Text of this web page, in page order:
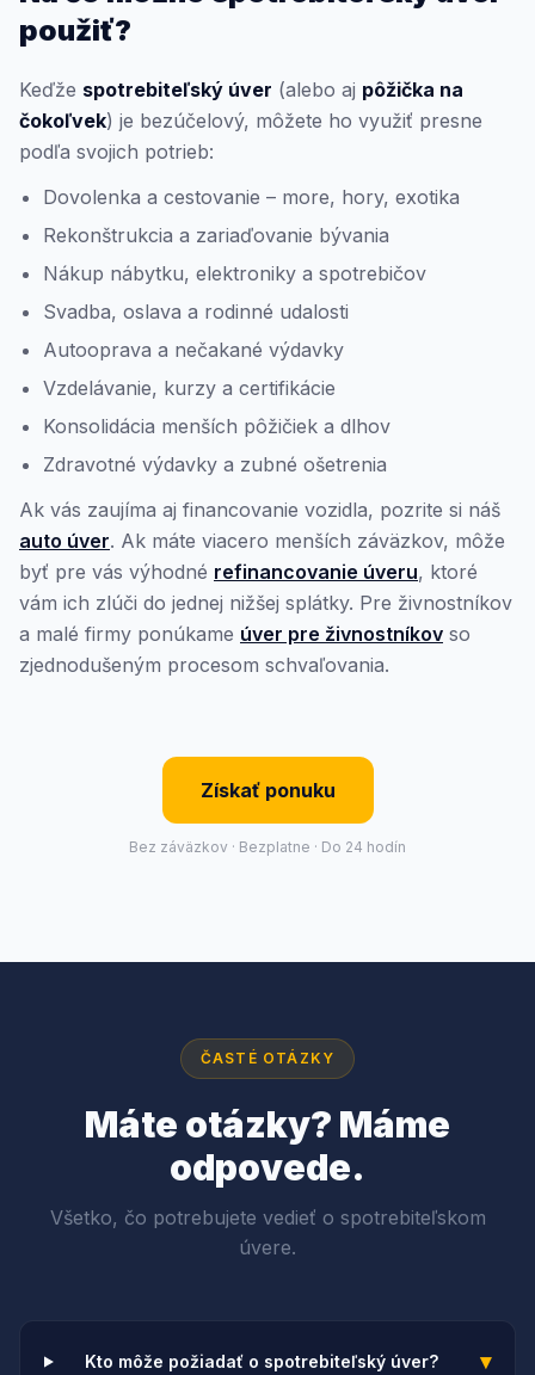
použiť?
Keďže spotrebiteľský úver (alebo aj pôžička na
čokoľvek) je bezúčelový, môžete ho využiť presne
podľa svojich potrieb:
Dovolenka a cestovanie – more, hory, exotika
Rekonštrukcia a zariaďovanie bývania
Nákup nábytku, elektroniky a spotrebičov
Svadba, oslava a rodinné udalosti
Autooprava a nečakané výdavky
Vzdelávanie, kurzy a certifikácie
Konsolidácia menších pôžičiek a dlhov
Zdravotné výdavky a zubné ošetrenia
Ak vás zaujíma aj financovanie vozidla, pozrite si náš
auto úver. Ak máte viacero menších záväzkov, môže
byť pre vás výhodné refinancovanie úveru, ktoré
vám ich zlúči do jednej nižšej splátky. Pre živnostníkov
a malé firmy ponúkame úver pre živnostníkov so
zjednodušeným procesom schvaľovania.
Získať ponuku
Bez záväzkov · Bezplatne · Do 24 hodín
ČASTÉ OTÁZKY
Máte otázky? Máme
odpovede.
Všetko, čo potrebujete vedieť o spotrebiteľskom
úvere.
Kto môže požiadať o spotrebiteľský úver? ▾